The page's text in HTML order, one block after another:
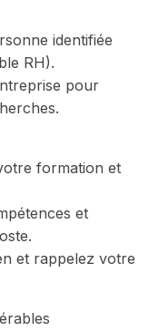
identifiée
RH).
pour
formation et
et
et rappelez votre